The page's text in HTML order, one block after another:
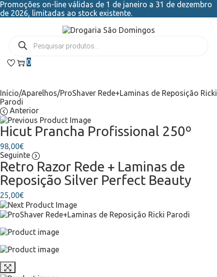
Promoções on-line válidas de 1 de janeiro a 31 de dezembro
de 2026, limitadas ao stock existente.
0
Início/Aparelhos/ProShaver Rede+Laminas de Reposição Ricki
Parodi
Anterior
Hicut Prancha Profissional 250º
98,00€
Seguinte
Retro Razor Rede + Laminas de
Reposição Silver Perfect Beauty
25,00€